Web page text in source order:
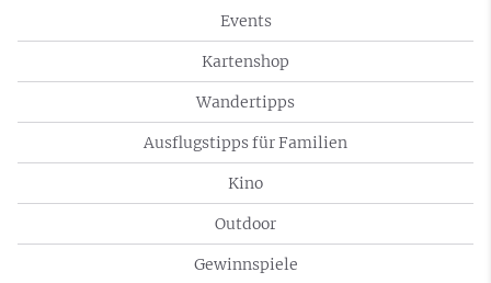
Events
Kartenshop
Wandertipps
Ausflugstipps für Familien
Kino
Outdoor
Gewinnspiele